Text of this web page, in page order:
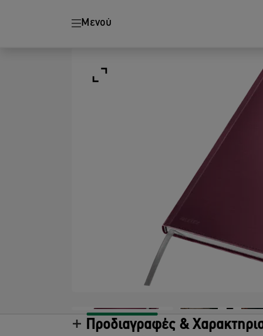
Μενού
Προδιαγραφές &